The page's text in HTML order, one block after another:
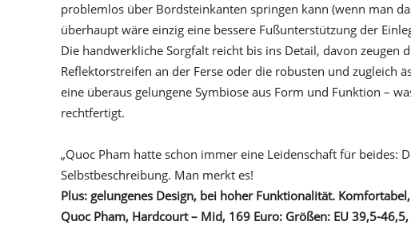
problemlos über Bordsteinkanten springen kann (wenn man
überhaupt wäre einzig eine bessere Fußunterstützung der
Die handwerkliche Sorgfalt reicht bis ins Detail, davon zeugen
Reflektorstreifen an der Ferse oder die robusten und zugleich
eine überaus gelungene Symbiose aus Form und Funktion –
rechtfertigt.
„Quoc Pham hatte schon immer eine Leidenschaft für beides:
Selbstbeschreibung. Man merkt es!
Plus: gelungenes Design, bei hoher Funktionalität.
Quoc Pham, Hardcourt – Mid, 169 Euro: Größen: EU 39,5-